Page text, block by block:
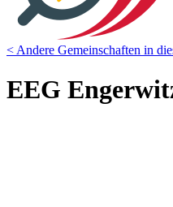
< Andere Gemeinschaften in
EEG